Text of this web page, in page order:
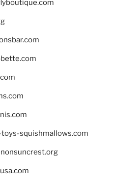
squishmallows.com